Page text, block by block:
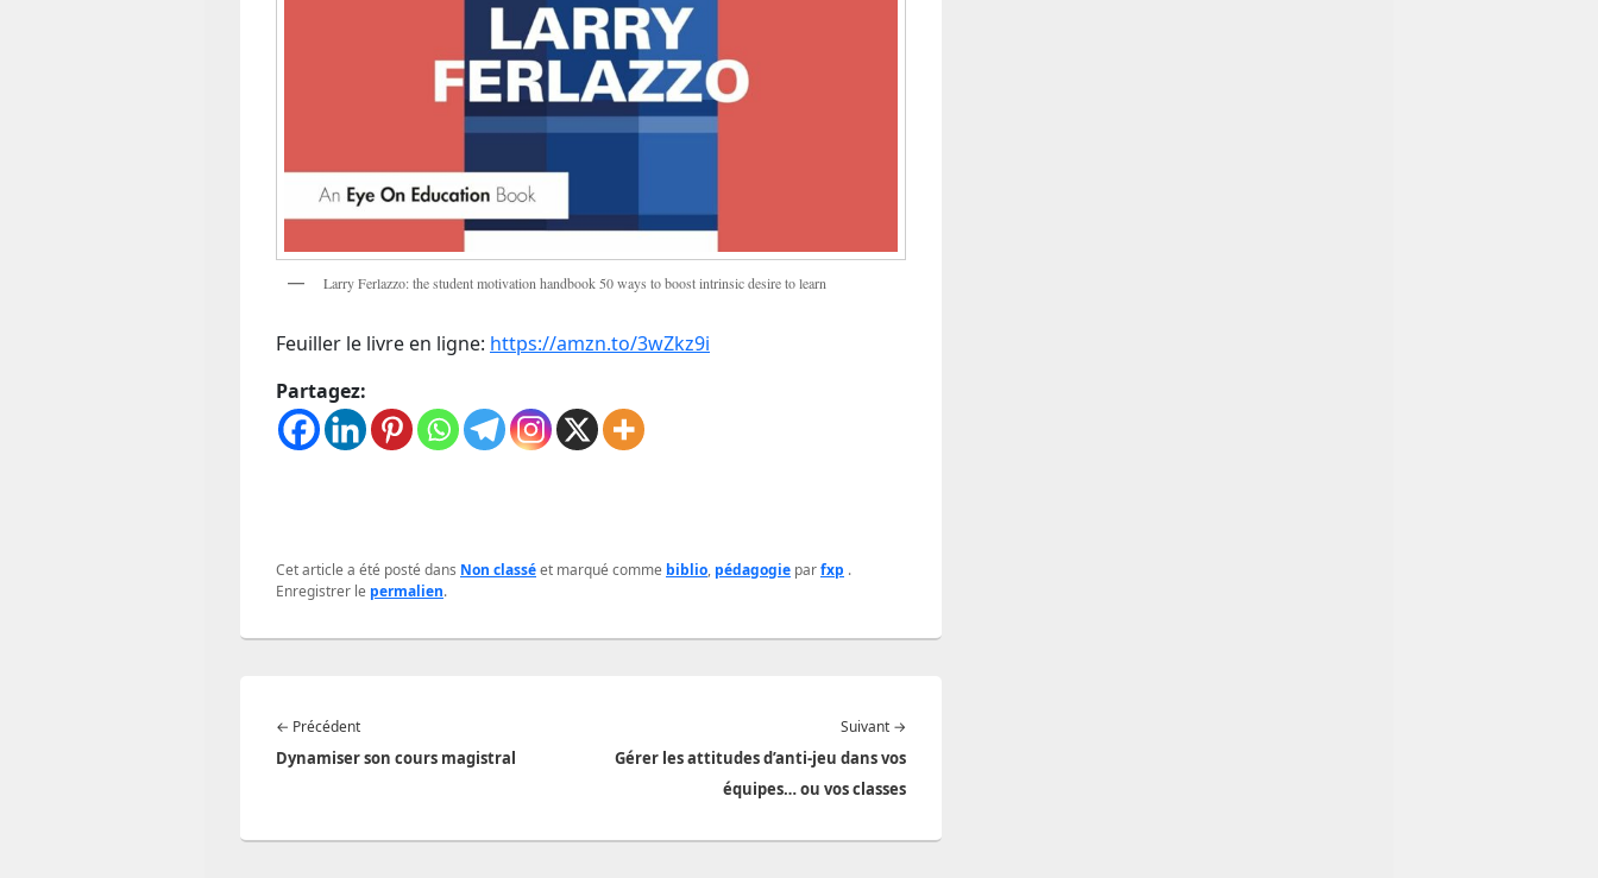
Larry Ferlazzo: the student motivation handbook 50 ways to boost intrinsic desire to learn
Feuiller le livre en ligne: https://amzn.to/3wZkz9i
Partagez:
Cet article a été posté dans Non classéet marqué comme biblio, pédagogie parfxp .
Enregistrer le permalien.
Navigation
de
← PrécédentArticle
précédent :
Dynamiser son cours magistral
Suivant →
suivant :
Gérer les attitudes d’anti-jeu dans vos
équipes… ou vos classes